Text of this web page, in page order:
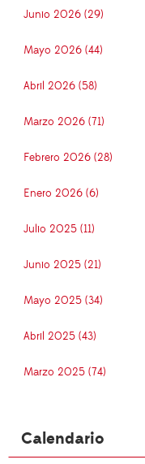
Junio 2026 (29)
Mayo 2026 (44)
Abril 2026 (58)
Marzo 2026 (71)
Febrero 2026 (28)
Enero 2026 (6)
Julio 2025 (11)
Junio 2025 (21)
Mayo 2025 (34)
Abril 2025 (43)
Marzo 2025 (74)
Calendario